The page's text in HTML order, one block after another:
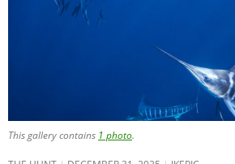
This gallery contains 1 photo.